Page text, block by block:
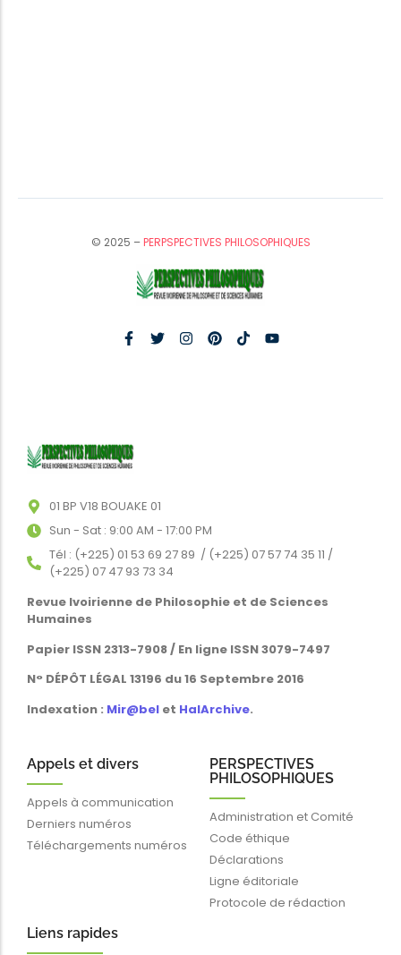
© 2025 –PERPSPECTIVES PHILOSOPHIQUES
01 BP V18 BOUAKE 01
Sun - Sat : 9:00 AM - 17:00 PM
Tél : (+225) 01 53 69 27 89 / (+225) 07 57 74 35 11 /
(+225) 07 47 93 73 34
Revue Ivoirienne de Philosophie et de Sciences
Humaines
Papier ISSN 2313-7908 / En ligne ISSN 3079-7497
N° DÉPÔT LÉGAL 13196 du 16 Septembre 2016
Indexation : Mir@bel et HalArchive.
Appels et divers
Appels à communication
Derniers numéros
Téléchargements numéros
PERSPECTIVES
PHILOSOPHIQUES
Administration et Comité
Code éthique
Déclarations
Ligne éditoriale
Protocole de rédaction
Liens rapides